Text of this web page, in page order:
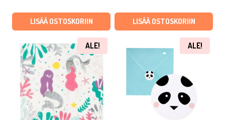
oli:
on:
€3,54.
LISÄÄ OSTOSKORIIN
oli:
on:
€1,37.
LISÄÄ OSTOSKORIIN
ALE! ALE!